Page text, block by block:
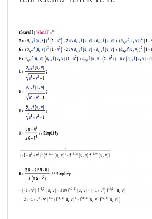
\!\(
\*SubscriptBox[\(∂\), \(v,
+ (\!\(
\*SubscriptBox[\(∂\), \(u,
\))^2);
L = \!\(
\*SubscriptBox[\(∂\), \(u,
\)/Sqrt[
  u^2 + v^2 + 1];
Ν = \!\(
\)/Sqrt[
  u^2 + v^2 + 1];
M = \!\(
\*SubscriptBox[\(∂\), \(u,
\)/Sqrt[
  u^2 + v^2 + 1];
Κ = (L Ν - M^2)/(Ε G - F^2) //
    Simplify // FullSimplify